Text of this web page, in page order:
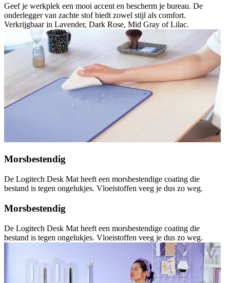
Geef je werkplek een mooi accent en bescherm je bureau. De
onderlegger van zachte stof biedt zowel stijl als comfort.
Verkrijgbaar in Lavender, Dark Rose, Mid Gray of Lilac.
Morsbestendig
De Logitech Desk Mat heeft een morsbestendige coating die
bestand is tegen ongelukjes. Vloeistoffen veeg je dus zo weg.
Morsbestendig
De Logitech Desk Mat heeft een morsbestendige coating die
bestand is tegen ongelukjes. Vloeistoffen veeg je dus zo weg.